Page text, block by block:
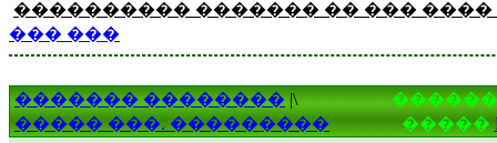
���������� ������� �� ���
��� ���
������� ��������|\
����� ���. ���������
�����